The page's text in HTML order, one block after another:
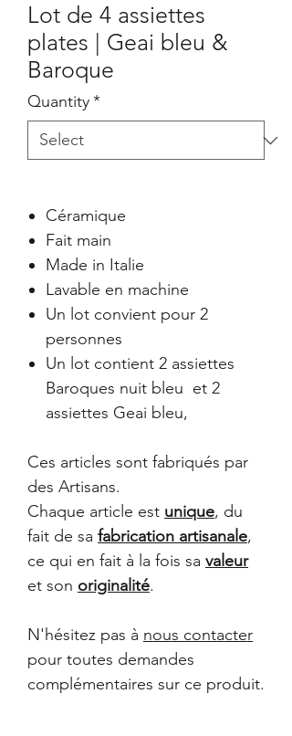
Lot de 4 assiettes
plates | Geai bleu &
Baroque
Quantity*
Céramique
Fait main
Made in Italie
Lavable en machine
Un lot convient pour 2
personnes
Un lot contient 2 assiettes
Baroques nuit bleu et 2
assiettes Geai bleu,
Ces articles sont fabriqués par
des Artisans.
Chaque article est unique, du
fait de sa fabrication artisanale,
ce qui en fait à la fois sa valeur
et son originalité.
N'hésitez pas à nous contacter
pour toutes demandes
complémentaires sur ce produit.